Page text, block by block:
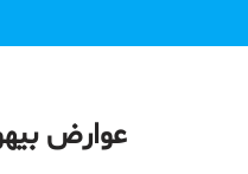
عوارض